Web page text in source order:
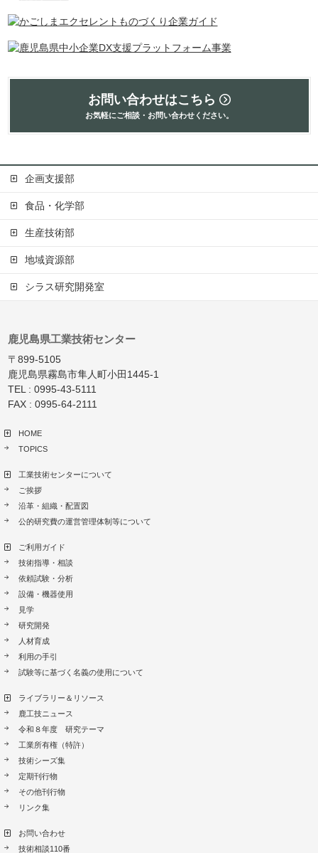
お問い合わせはこちら
お気軽にご相談・お問い合わせください。
企画支援部
食品・化学部
生産技術部
地域資源部
シラス研究開発室
鹿児島県工業技術センター
〒899-5105
鹿児島県霧島市隼人町小田1445-1
TEL : 0995-43-5111
FAX : 0995-64-2111
HOME
TOPICS
工業技術センターについて
ご挨拶
沿革・組織・配置図
公的研究費の運営管理体制等について
ご利用ガイド
技術指導・相談
依頼試験・分析
設備・機器使用
見学
研究開発
人材育成
利用の手引
試験等に基づく名義の使用について
ライブラリー＆リソース
鹿工技ニュース
令和８年度 研究テーマ
工業所有権（特許）
技術シーズ集
定期刊行物
その他刊行物
リンク集
お問い合わせ
技術相談110番